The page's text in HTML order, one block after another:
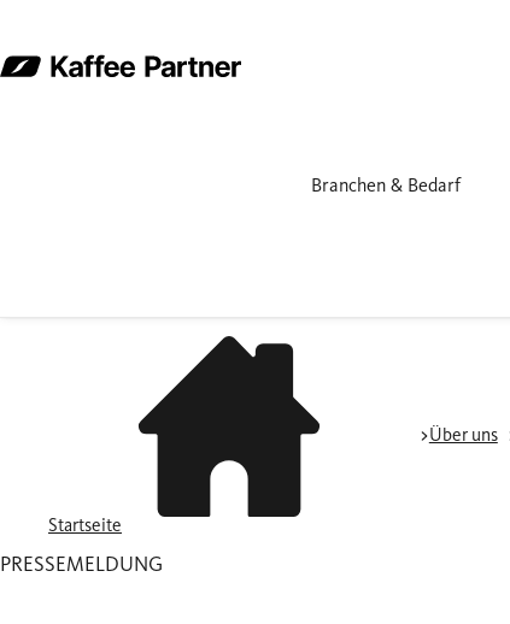
Branchen & Bedarf
Startseite
Über uns
PRESSEMELDUNG